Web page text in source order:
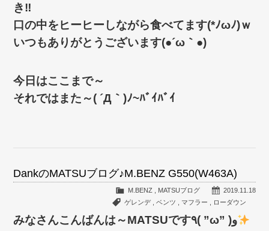
き‼
口の中をヒーヒーしながら食べてます(*ﾉωﾉ)ｗ
いつもありがとうございます(●´ω｀●)
今日はここまで～
それではまた～( ´Д｀)ﾉ~ﾊﾞｲﾊﾞｲ
DankのMATSUブログ♪M.BENZ G550(W463A)
2019.11.18
M.BENZ
MATSUブログ
ゲレンデ, ベンツ マフラー ローダウン
みなさんこんばんは～MATSUです٩( ”ω” )و